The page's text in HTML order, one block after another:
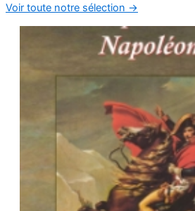
Voir toute notre sélection →